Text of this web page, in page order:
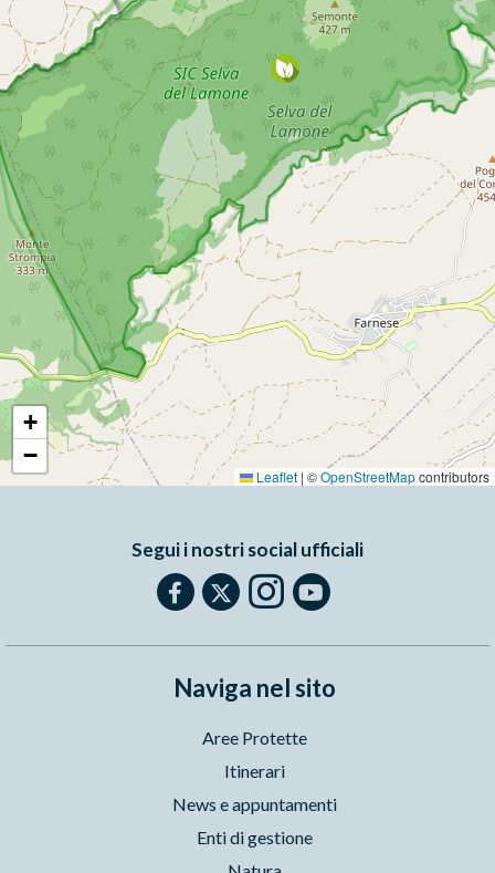
+
−
Leaflet | ©OpenStreetMapcontributors
Segui i nostri social ufficiali
Naviga nel sito
Aree Protette
Itinerari
News e appuntamenti
Enti di gestione